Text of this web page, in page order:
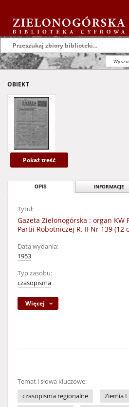
OBIEKT
Pokaż treść
OPIS INFORMACJE
Tytuł:
Gazeta Zielonogórska : organ KW
Partii Robotniczej R. II Nr 139 (12
Data wydania:
1953
Typ zasobu:
czasopisma
Więcej
Temat i słowa kluczowe:
czasopisma regionalne
Ziemia